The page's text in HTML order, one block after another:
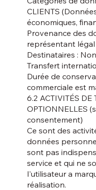
CLIENTS
économiques,
Provenance des
représentant légal
Destinataires :
Transfert
Durée de
commerciale est
6.2 ACTIVITÉS DE
OPTIONNELLES
consentement)
Ce sont des
données
sont pas
service et qui ne
l'utilisateur a
réalisation.